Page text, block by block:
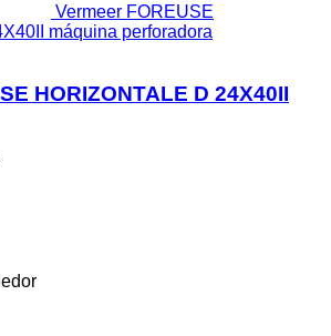
Vermeer FOREUSE
máquina perforadora
HORIZONTALE D 24X40II